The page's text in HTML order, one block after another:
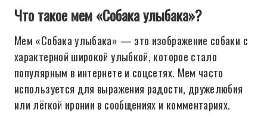
Что такое мем «Собака улыбака»?
Мем «Собака улыбака» — это изображение собаки с
характерной широкой улыбкой, которое стало
популярным в интернете и соцсетях. Мем часто
используется для выражения радости, дружелюбия
или лёгкой иронии в сообщениях и комментариях.